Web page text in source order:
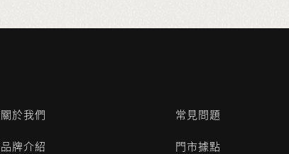
關於我們
品牌介紹
常見問題
門市據點